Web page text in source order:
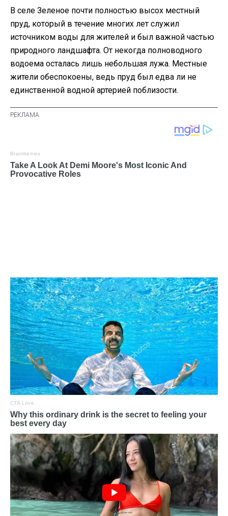
В селе Зеленое почти полностью высох местный
пруд, который в течение многих лет служил
источником воды для жителей и был важной частью
природного ландшафта. От некогда полноводного
водоема осталась лишь небольшая лужа. Местные
жители обеспокоены, ведь пруд был едва ли не
единственной водной артерией поблизости.